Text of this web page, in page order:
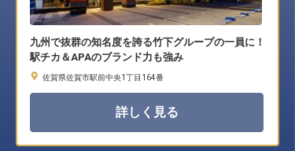
九州で抜群の知名度を誇る竹下グループの一員に！
駅チカ＆APAのブランド力も強み
佐賀県佐賀市駅前中央1丁目164番
詳しく見る